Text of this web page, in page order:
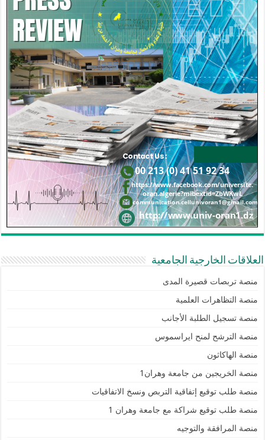
العلاقات الخارجية الجامعية
منصة تربصات قصيرة المدى
منصة التظاهرات العلمية
منصة تسجيل الطلبة الأجانب
منصة الترشح لمنح ايراسموس
منصة الهاكاثون
منصة الخريجين من جامعة وهران1
منصة طلب توقيع إتفاقية التربص ونسخ الاتفاقيات
منصة طلب توقيع شراكة مع جامعة وهران 1
منصة المرافقة والتوجيه